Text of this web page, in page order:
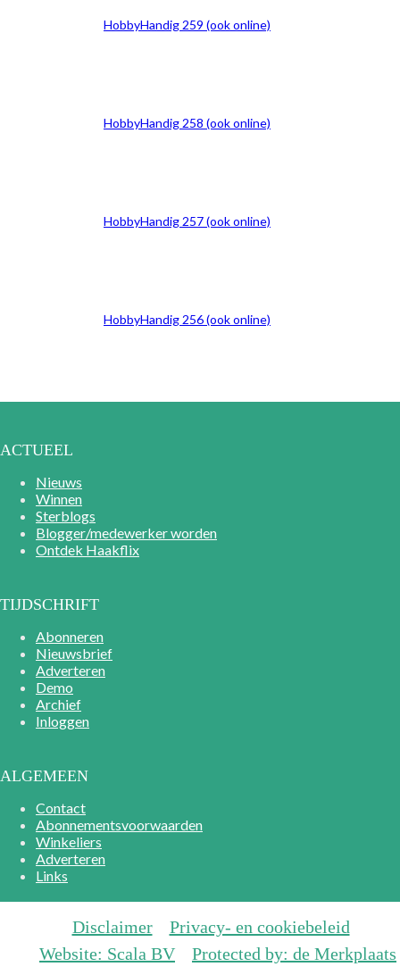
HobbyHandig 259 (ook online)
HobbyHandig 258 (ook online)
HobbyHandig 257 (ook online)
HobbyHandig 256 (ook online)
ACTUEEL
Nieuws
Winnen
Sterblogs
Blogger/medewerker worden
Ontdek Haakflix
TIJDSCHRIFT
Abonneren
Nieuwsbrief
Adverteren
Demo
Archief
Inloggen
ALGEMEEN
Contact
Abonnementsvoorwaarden
Winkeliers
Adverteren
Links
Disclaimer
Privacy- en cookiebeleid
Website: Scala BV
Protected by: de Merkplaats